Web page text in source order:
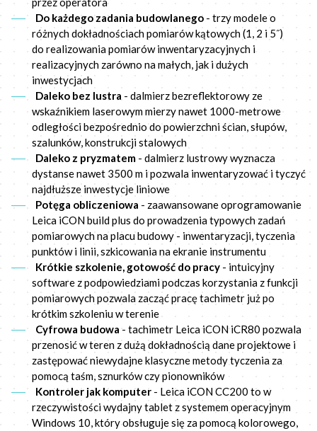
Do każdego zadania budowlanego - trzy modele o
różnych dokładnościach pomiarów kątowych (1, 2 i 5˝)
do realizowania pomiarów inwentaryzacyjnych i
realizacyjnych zarówno na małych, jak i dużych
inwestycjach
Daleko bez lustra - dalmierz bezreflektorowy ze
wskaźnikiem laserowym mierzy nawet 1000-metrowe
odległości bezpośrednio do powierzchni ścian, słupów,
szalunków, konstrukcji stalowych
Daleko z pryzmatem - dalmierz lustrowy wyznacza
dystanse nawet 3500 m i pozwala inwentaryzować i tyczyć
najdłuższe inwestycje liniowe
Potęga obliczeniowa - zaawansowane oprogramowanie
Leica iCON build plus do prowadzenia typowych zadań
pomiarowych na placu budowy - inwentaryzacji, tyczenia
punktów i linii, szkicowania na ekranie instrumentu
Krótkie szkolenie, gotowość do pracy - intuicyjny
software z podpowiedziami podczas korzystania z funkcji
pomiarowych pozwala zacząć pracę tachimetr już po
krótkim szkoleniu w terenie
Cyfrowa budowa - tachimetr Leica iCON iCR80 pozwala
przenosić w teren z dużą dokładnością dane projektowe i
zastępować niewydajne klasyczne metody tyczenia za
pomocą taśm, sznurków czy pionowników
Kontroler jak komputer - Leica iCON CC200 to w
rzeczywistości wydajny tablet z systemem operacyjnym
Windows 10, który obsługuje się za pomocą kolorowego,